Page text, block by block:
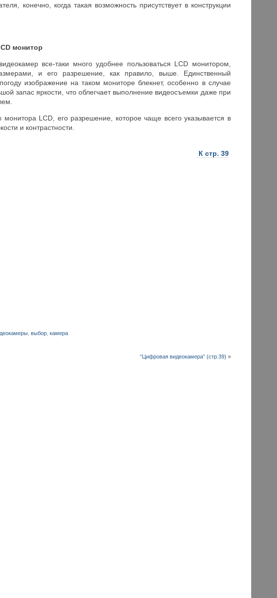
конечно, когда такая возможность присутствует в конструкции
монитор
все-таки много удобнее пользоваться LCD монитором,
и его разрешение, как правило, выше. Единственный
изображение на таком мониторе блекнет, особенно в случае
запас яркости, что облегчает выполнение видеосъемки даже при
LCD, его разрешение, которое чаще всего указывается в
и контрастности
К стр. 39
,выбор ,камера
“Цифровая видеокамера” (стр.39) »